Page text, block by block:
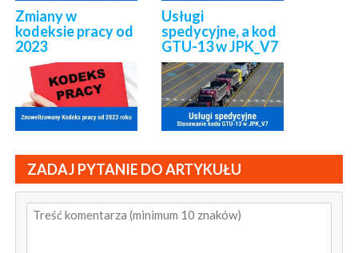
Zmiany w
kodeksie pracy od
2023
Usługi
spedycyjne, a kod
GTU-13 w JPK_V7
ZADAJ PYTANIE DO ARTYKUŁU